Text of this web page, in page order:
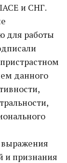
и СНГ.
для работы
данного
выражения
и признания